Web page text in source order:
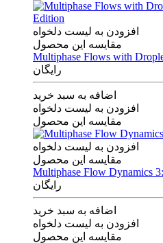
افزودن به لیست دلخواه
مقایسه این محصول
Multiphase Flows with
رایگان
اضافه به سبد خرید
افزودن به لیست دلخواه
مقایسه این محصول
افزودن به لیست دلخواه
مقایسه این محصول
Multiphase Flow Dynamics
رایگان
اضافه به سبد خرید
افزودن به لیست دلخواه
مقایسه این محصول